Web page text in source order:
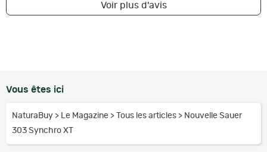
Voir plus d'avis
Vous êtes ici
NaturaBuy > Le Magazine > Tous les articles > Nouvelle Sauer
303 Synchro XT